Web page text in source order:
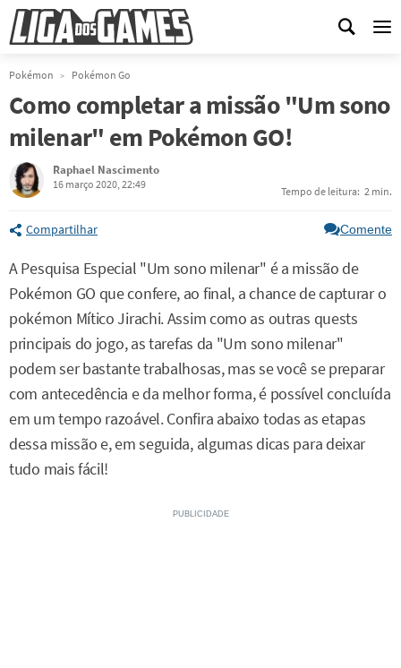
Pokémon Pokémon Go
Como completar a missão "Um sono
milenar" em Pokémon GO!
Raphael Nascimento
16 março 2020, 22:49
Tempo de leitura: 2 min.
Compartilhar Comente
A Pesquisa Especial "Um sono milenar" é a missão de
Pokémon GO que confere, ao final, a chance de capturar o
pokémon Mítico Jirachi. Assim como as outras quests
principais do jogo, as tarefas da "Um sono milenar"
podem ser bastante trabalhosas, mas se você se preparar
com antecedência e da melhor forma, é possível concluída
em um tempo razoável. Confira abaixo todas as etapas
dessa missão e, em seguida, algumas dicas para deixar
tudo mais fácil!